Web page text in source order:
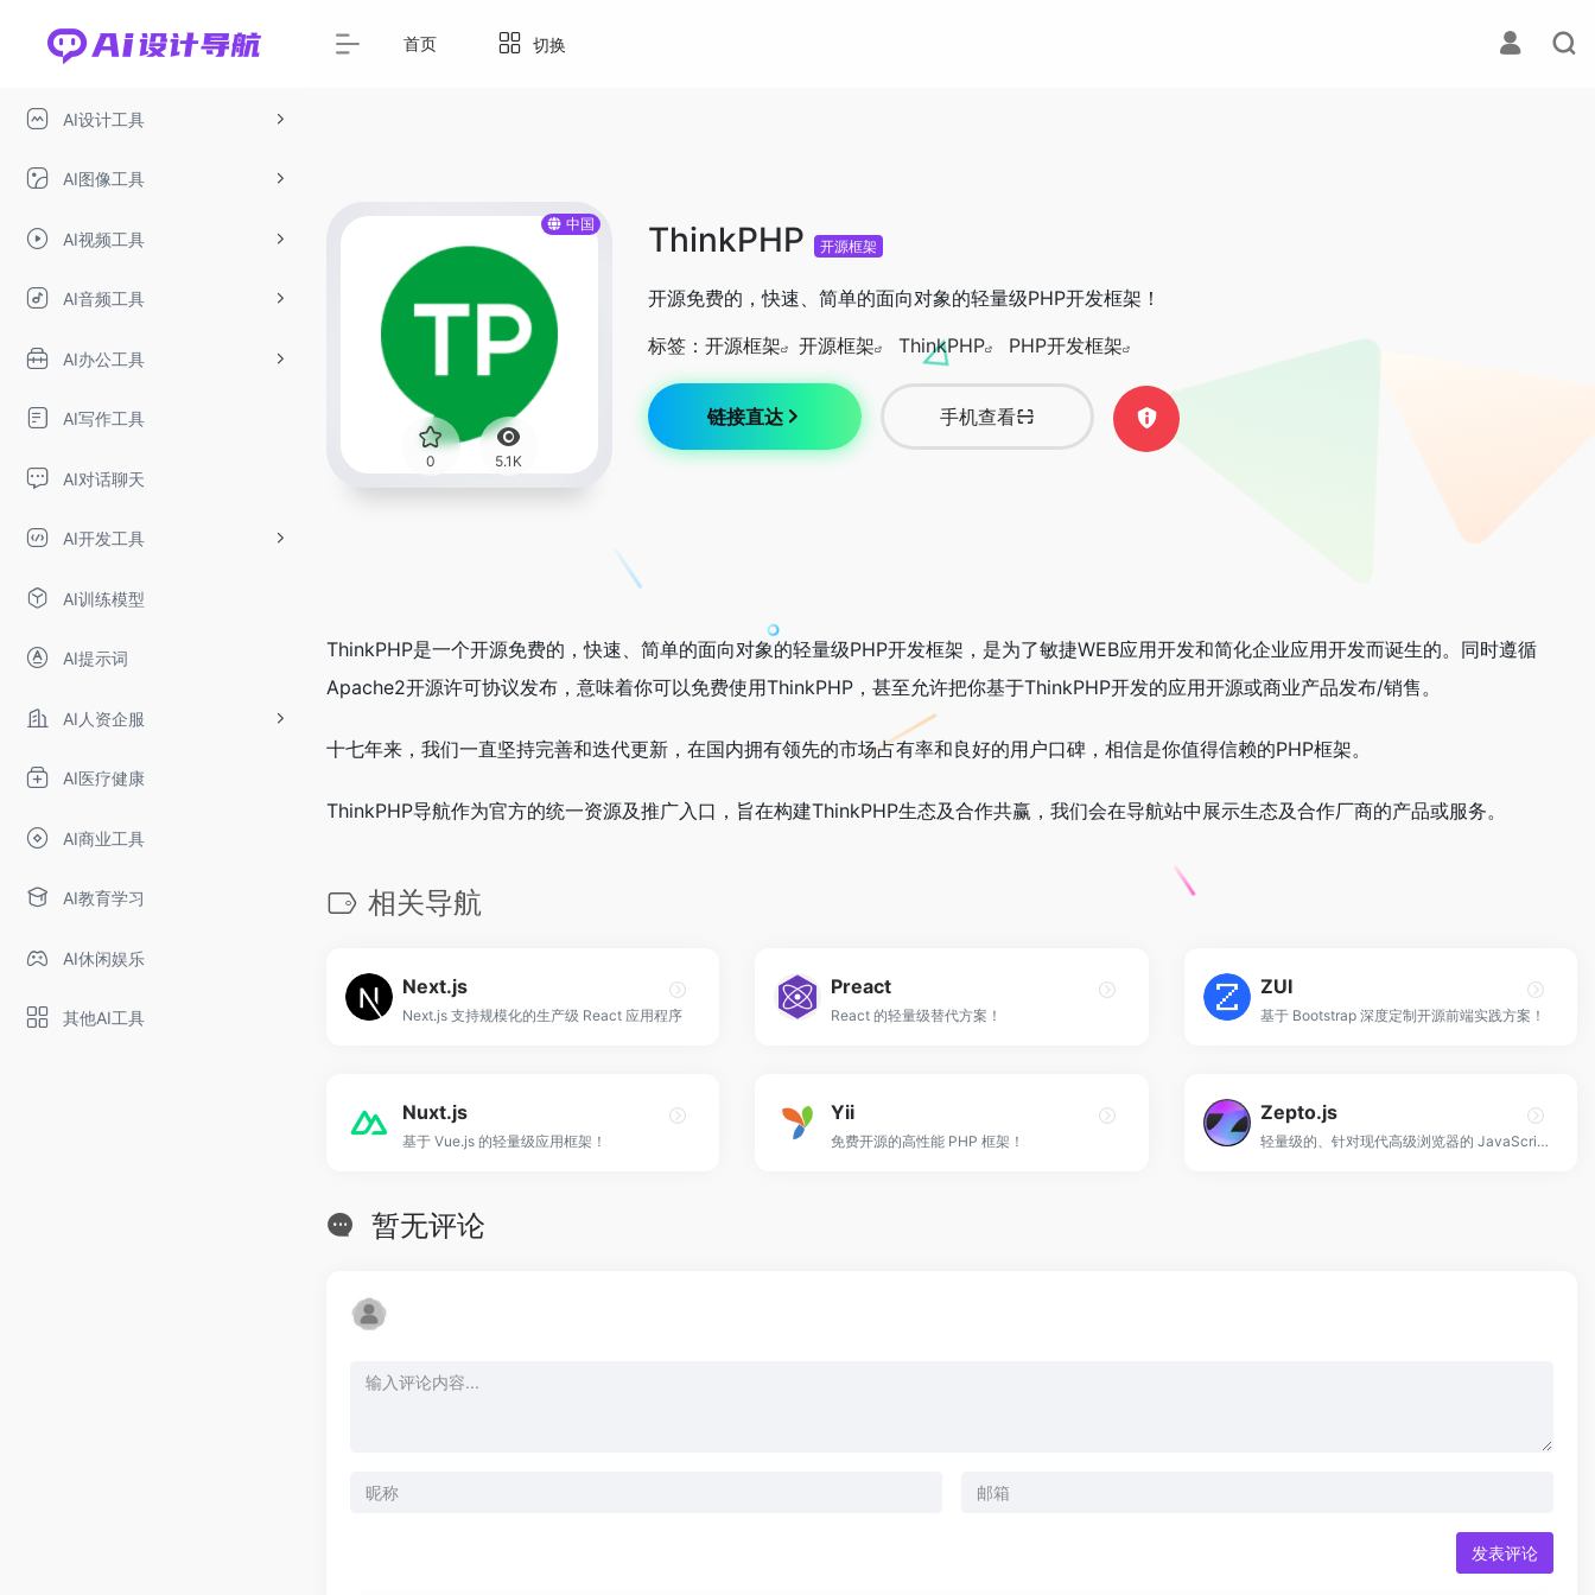
AI设计工具
AI图像工具
AI视频工具
AI音频工具
AI办公工具
AI写作工具
AI对话聊天
AI开发工具
AI训练模型
AI提示词
AI人资企服
AI医疗健康
AI商业工具
AI教育学习
AI休闲娱乐
其他AI工具
首页 切换
中国
0 5.1K
ThinkPHP 开源框架
开源免费的，快速、简单的面向对象的轻量级PHP开发框架！
标签： 开源框架 开源框架 ThinkPHP PHP开发框架
链接直达 手机查看
ThinkPHP是一个开源免费的，快速、简单的面向对象的轻量级PHP开发框架，是为了敏捷WEB应用开发和简化企业应用开发而诞生的。同时遵循
Apache2开源许可协议发布，意味着你可以免费使用ThinkPHP，甚至允许把你基于ThinkPHP开发的应用开源或商业产品发布/销售。
十七年来，我们一直坚持完善和迭代更新，在国内拥有领先的市场占有率和良好的用户口碑，相信是你值得信赖的PHP框架。
ThinkPHP导航作为官方的统一资源及推广入口，旨在构建ThinkPHP生态及合作共赢，我们会在导航站中展示生态及合作厂商的产品或服务。
相关导航
Next.js
Next.js 支持规模化的生产级 React 应用程序
Preact
React 的轻量级替代方案！
ZUI
基于 Bootstrap 深度定制开源前端实践方案！
Nuxt.js
基于 Vue.js 的轻量级应用框架！
Yii
免费开源的高性能 PHP 框架！
Zepto.js
轻量级的、针对现代高级浏览器的 JavaScript 工具库！
暂无评论
发表评论